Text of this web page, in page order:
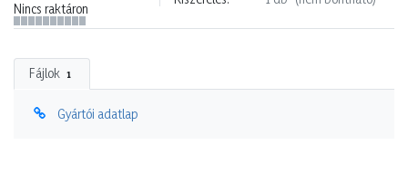
Nincs raktáron
Fájlok 1
Gyártói adatlap